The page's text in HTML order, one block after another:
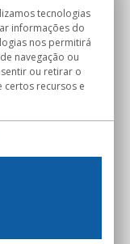
de Mogoda
tecnologias
informações do
nos permitirá
navegação ou
ou retirar o
certos recursos e